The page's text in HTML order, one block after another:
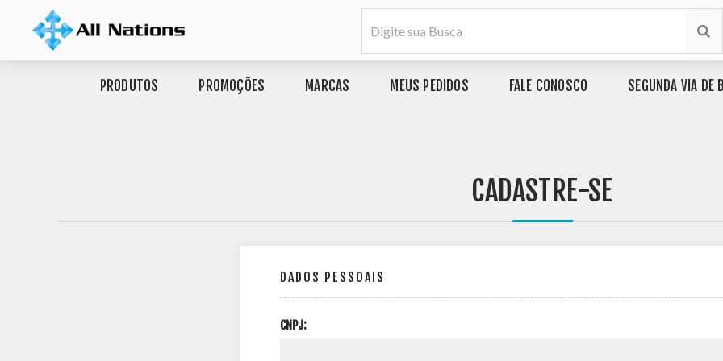
PRODUTOS PROMOÇÕES MARCAS MEUS PEDIDOS FALE CONOSCO SEGUNDA VIA DE
CADASTRE-SE
DADOS PESSOAIS
CNPJ: